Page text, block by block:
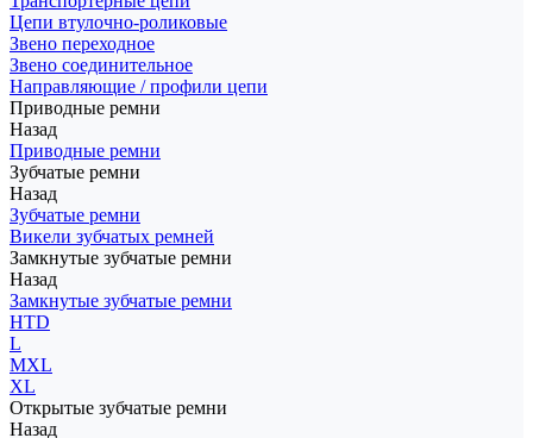
Цепи втулочно-роликовые
Звено переходное
Звено соединительное
Направляющие / профили цепи
Приводные ремни
Назад
Приводные ремни
Зубчатые ремни
Назад
Зубчатые ремни
Викели зубчатых ремней
Замкнутые зубчатые ремни
Назад
Замкнутые зубчатые ремни
HTD
L
MXL
XL
Открытые зубчатые ремни
Назад